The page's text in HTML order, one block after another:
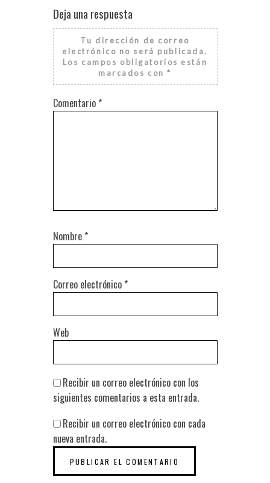
Deja una respuesta
Tu dirección de correo
electrónico no será publicada.
Los campos obligatorios están
marcados con*
Comentario *
Nombre *
Correo electrónico *
Web
Recibir un correo electrónico con los
siguientes comentarios a esta entrada.
Recibir un correo electrónico con cada
nueva entrada.